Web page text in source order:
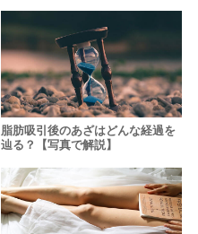
脂肪吸引後のあざはどんな経過を
辿る？【写真で解説】